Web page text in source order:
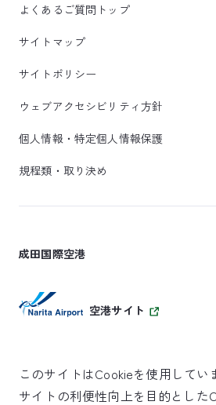
よくあるご質問トップ
サイトマップ
サイトポリシー
ウェブアクセシビリティ方針
個人情報・特定個人情報保護
規程類・取り決め
成田国際空港
空港サイト
このサイトはCookieを使用してい
サイトの利便性向上を目的とした